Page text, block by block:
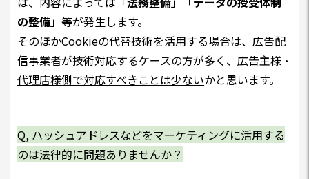
の整備」等が発生します。
そのほかCookieの代替技術を活用する場合は、広告配
信事業者が技術対応するケースの方が多く、 広告主様・
代理店様側で対応すべきことは少ないかと思います。
Q, ハッシュアドレスなどをマーケティングに活用する
のは法律的に問題ありませんか？